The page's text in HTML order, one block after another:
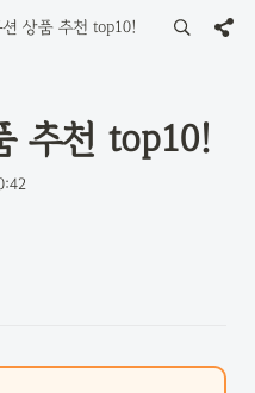
상품 추천 top10!
추천 top10!